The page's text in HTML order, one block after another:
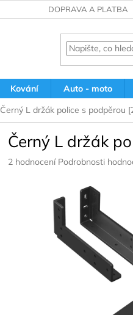
DOPRAVA A PLATBA
Kování Auto - moto
Černý L držák police s podpěrou
Černý L držák
Průměrné
2 hodnocení Podrobnosti